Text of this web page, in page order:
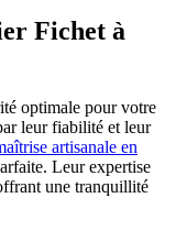
Fichet à
optimale pour votre
leur fiabilité et leur
artisanale en
Leur expertise
une tranquillité